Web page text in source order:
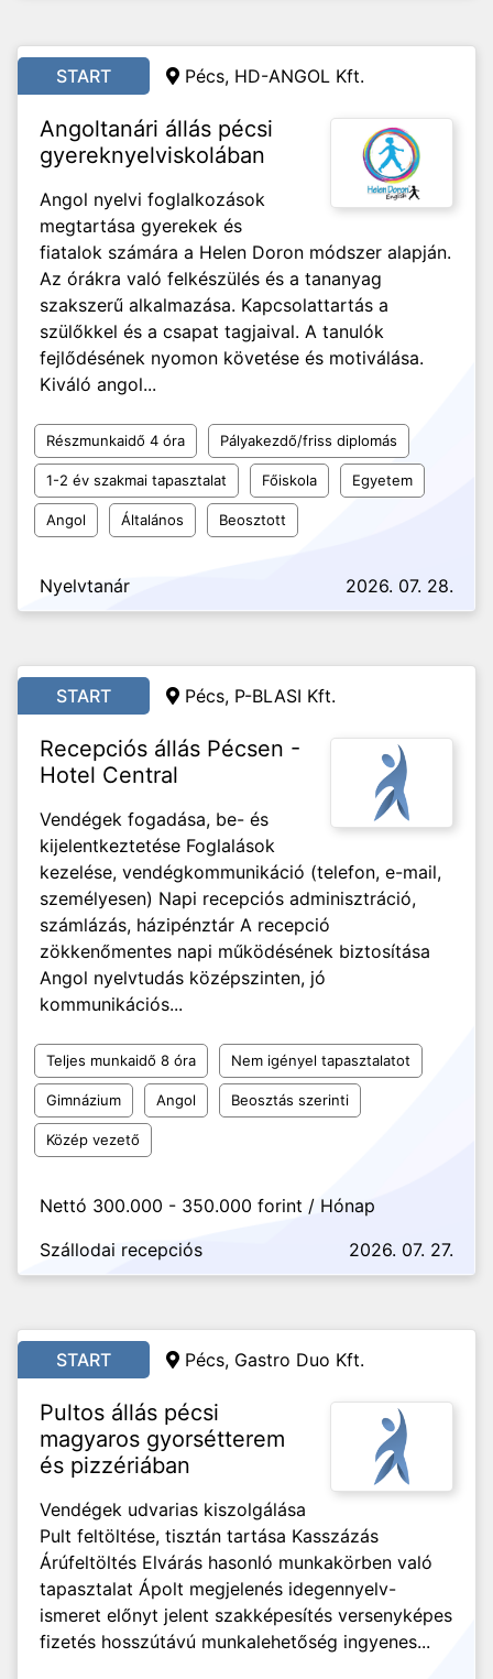
START Pécs, HD-ANGOL Kft.
Angoltanári állás pécsi
gyereknyelviskolában
Angol nyelvi foglalkozások
megtartása gyerekek és
fiatalok számára a Helen Doron módszer alapján.
Az órákra való felkészülés és a tananyag
szakszerű alkalmazása. Kapcsolattartás a
szülőkkel és a csapat tagjaival. A tanulók
fejlődésének nyomon követése és motiválása.
Kiváló angol...
Részmunkaidő 4 óra Pályakezdő/friss diplomás
1-2 év szakmai tapasztalat Főiskola Egyetem
Angol Általános Beosztott
Nyelvtanár 2026. 07. 28.
START Pécs, P-BLASI Kft.
Recepciós állás Pécsen -
Hotel Central
Vendégek fogadása, be- és
kijelentkeztetése Foglalások
kezelése, vendégkommunikáció (telefon, e-mail,
személyesen) Napi recepciós adminisztráció,
számlázás, házipénztár A recepció
zökkenőmentes napi működésének biztosítása
Angol nyelvtudás középszinten, jó
kommunikációs...
Teljes munkaidő 8 óra Nem igényel tapasztalatot
Gimnázium Angol Beosztás szerinti
Közép vezető
Nettó 300.000 - 350.000 forint / Hónap
Szállodai recepciós
2026. 07. 27.
START Pécs, Gastro Duo Kft.
Pultos állás pécsi
magyaros gyorsétterem
és pizzériában
Vendégek udvarias kiszolgálása
Pult feltöltése, tisztán tartása Kasszázás
Árúfeltöltés Elvárás hasonló munkakörben való
tapasztalat Ápolt megjelenés idegennyelv-
ismeret előnyt jelent szakképesítés versenyképes
fizetés hosszútávú munkalehetőség ingyenes...